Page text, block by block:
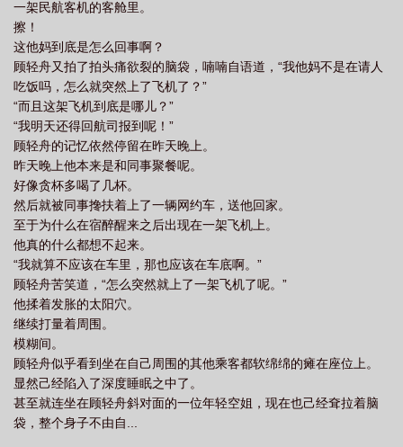
一架民航客机的客舱里。
擦！
这他妈到底是怎么回事啊？
顾轻舟又拍了拍头痛欲裂的脑袋，喃喃自语道，“我他妈不是在请人
吃饭吗，怎么就突然上了飞机了？”
“而且这架飞机到底是哪儿？”
“我明天还得回航司报到呢！”
顾轻舟的记忆依然停留在昨天晚上。
昨天晚上他本来是和同事聚餐呢。
好像贪杯多喝了几杯。
然后就被同事搀扶着上了一辆网约车，送他回家。
至于为什么在宿醉醒来之后出现在一架飞机上。
他真的什么都想不起来。
“我就算不应该在车里，那也应该在车底啊。”
顾轻舟苦笑道，“怎么突然就上了一架飞机了呢。”
他揉着发胀的太阳穴。
继续打量着周围。
模糊间。
顾轻舟似乎看到坐在自己周围的其他乘客都软绵绵的瘫在座位上。
显然己经陷入了深度睡眠之中了。
甚至就连坐在顾轻舟斜对面的一位年轻空姐，现在也己经耷拉着脑
袋，整个身子不由自...